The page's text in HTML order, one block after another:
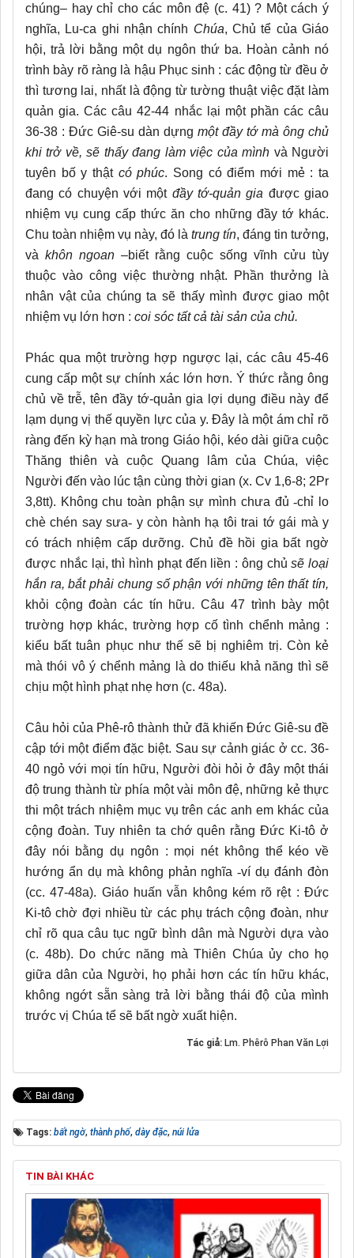
chúng– hay chỉ cho các môn đệ (c. 41) ? Một cách ý
nghĩa, Lu-ca ghi nhận chính Chúa, Chủ tể của Giáo
hội, trả lời bằng một dụ ngôn thứ ba. Hoàn cảnh nó
trình bày rõ ràng là hậu Phục sinh : các động từ đều ở
thì tương lai, nhất là động từ tường thuật việc đặt làm
quản gia. Các câu 42-44 nhắc lại một phần các câu
36-38 : Đức Giê-su dàn dựng một đầy tớ mà ông chủ
khi trở về, sẽ thấy đang làm việc của mình và Người
tuyên bố y thật có phúc. Song có điểm mới mẻ : ta
đang có chuyện với một đầy tớ-quản gia được giao
nhiệm vụ cung cấp thức ăn cho những đầy tớ khác.
Chu toàn nhiệm vụ này, đó là trung tín, đáng tin tưởng,
và khôn ngoan –biết rằng cuộc sống vĩnh cửu tùy
thuộc vào công việc thường nhật. Phần thưởng là
nhân vật của chúng ta sẽ thấy mình được giao một
nhiệm vụ lớn hơn : coi sóc tất cả tài sản của chủ.
Phác qua một trường hợp ngược lại, các câu 45-46
cung cấp một sự chính xác lớn hơn. Ý thức rằng ông
chủ về trễ, tên đầy tớ-quản gia lợi dụng điều này để
lạm dụng vị thế quyền lực của y. Đây là một ám chỉ rõ
ràng đến kỳ hạn mà trong Giáo hội, kéo dài giữa cuộc
Thăng thiên và cuộc Quang lâm của Chúa, việc
Người đến vào lúc tận cùng thời gian (x. Cv 1,6-8; 2Pr
3,8tt). Không chu toàn phận sự mình chưa đủ-chỉ lo
chè chén say sưa­- y còn hành hạ tôi trai tớ gái mà y
có trách nhiệm cấp dưỡng. Chủ đề hồi gia bất ngờ
được nhắc lại, thì hình phạt đến liền : ông chủsẽ loại
hắn ra, bắt phải chung số phận với những tên thất tín,
khỏi cộng đoàn các tín hữu.Câu 47 trình bày một
trường hợp khác, trường hợp cố tình chểnh mảng :
kiểu bất tuân phục như thế sẽ bị nghiêm trị. Còn kẻ
mà thói vô ý chểnh mảng là do thiếu khả năng thì sẽ
chịu một hình phạt nhẹ hơn (c. 48a).
Câu hỏi của Phê-rô thành thử đã khiến Đức Giê-su đề
cập tới một điểm đặc biệt. Sau sự cảnh giác ở cc. 36-
40 ngỏ với mọi tín hữu, Người đòi hỏi ở đây một thái
độ trung thành từ phía một vài môn đệ, những kẻ thực
thi một trách nhiệm mục vụ trên các anh em khác của
cộng đoàn. Tuy nhiên ta chớ quên rằng Đức Ki-tô ở
đây nói bằng dụ ngôn : mọi nét không thể kéo về
hướng ẩn dụ mà không phản nghĩa-ví dụ đánh đòn
(cc. 47-48a). Giáo huấn vẫn không kém rõ rệt : Đức
Ki-tô chờ đợi nhiều từ các phụ trách cộng đoàn, như
chỉ rõ qua câu tục ngữ bình dân mà Người dựa vào
(c. 48b). Do chức năng mà Thiên Chúa ủy cho họ
giữa dân của Người, họ phải hơn các tín hữu khác,
không ngớt sẵn sàng trả lời bằng thái độ của mình
trước vị Chúa tể sẽ bất ngờ xuất hiện.
Tác giả: Lm. Phêrô Phan Văn Lợi
Tags: bất ngờ, thành phố, dày đặc, núi lửa
TIN BÀI KHÁC